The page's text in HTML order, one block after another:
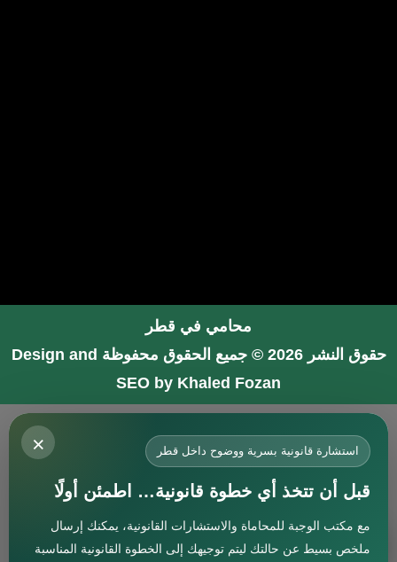
محامي في قطر
حقوق النشر 2026 © جميع الحقوق محفوظة
Design and
SEO by Khaled Fozan
استشارة
× استشارة قانونية بسرية ووضوح داخل قطر
قبل أن تتخذ أي خطوة قانونية… اطمئن أولًا
مع مكتب الوجبة للمحاماة والاستشارات القانونية، يمكنك إرسال
ملخص بسيط عن حالتك ليتم توجيهك إلى الخطوة القانونية المناسبة
محامي في جدة
محامي في الرياض شاطر
محامي في المدينة المنورة
المحامي صنيتان السبيعي
افضل محامي في جدة